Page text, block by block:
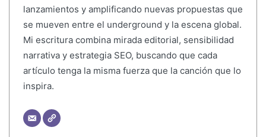
lanzamientos y amplificando nuevas propuestas que
se mueven entre el underground y la escena global.
Mi escritura combina mirada editorial, sensibilidad
narrativa y estrategia SEO, buscando que cada
artículo tenga la misma fuerza que la canción que lo
inspira.